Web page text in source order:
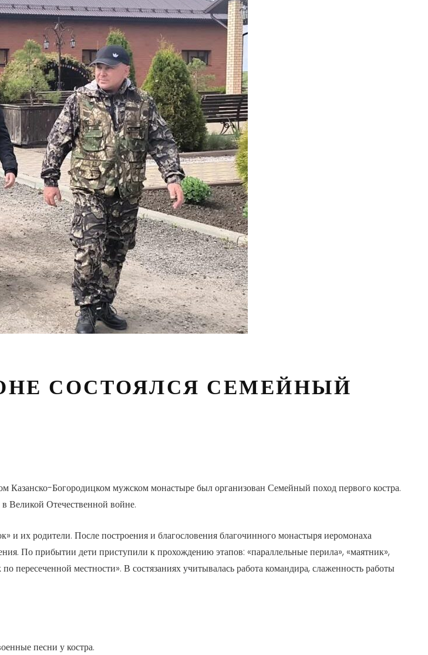
СОСТОЯЛСЯ СЕМЕЙНЫЙ
Богородицком мужском монастыре был организован Семейный поход первого костра.
Великой Отечественной войне.
и их родители. После построения и благословения благочинного монастыря иеромонаха
По прибытии дети приступили к прохождению этапов: «параллельные перила», «маятник»,
пересеченной местности». В состязаниях учитывалась работа командира, слаженность работы
песни у костра.